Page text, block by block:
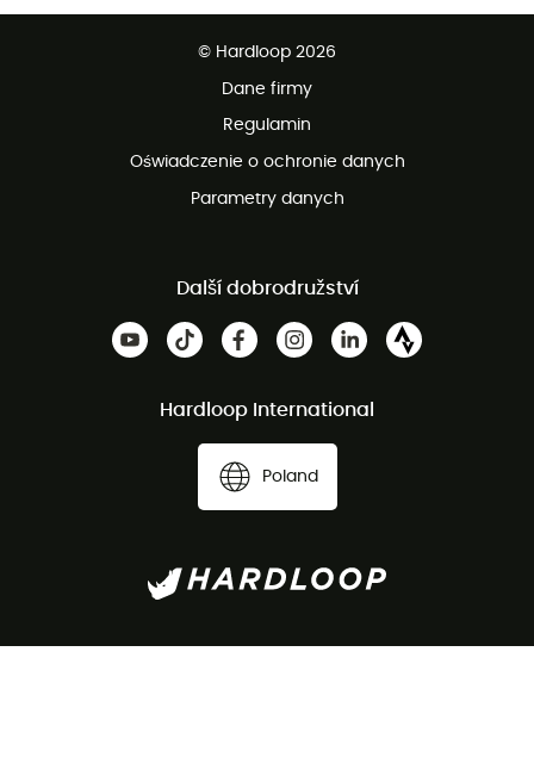
© Hardloop 2026
Dane firmy
Regulamin
Oświadczenie o ochronie danych
Parametry danych
Další dobrodružství
Hardloop International
Poland